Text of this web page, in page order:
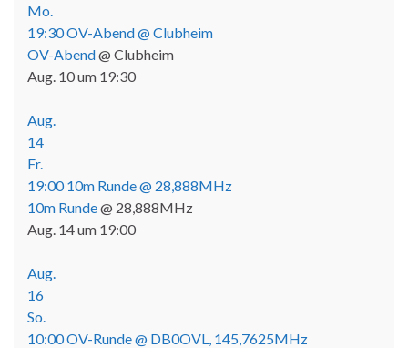
Mo.
19:30OV-Abend@ Clubheim
OV-Abend@ Clubheim
Aug. 10 um 19:30
Aug.
14
Fr.
19:0010m Runde@ 28,888MHz
10m Runde@ 28,888MHz
Aug. 14 um 19:00
Aug.
16
So.
10:00OV-Runde@ DB0OVL, 145,7625MHz